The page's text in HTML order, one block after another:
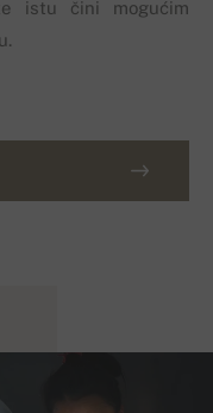
istu čini mogućim